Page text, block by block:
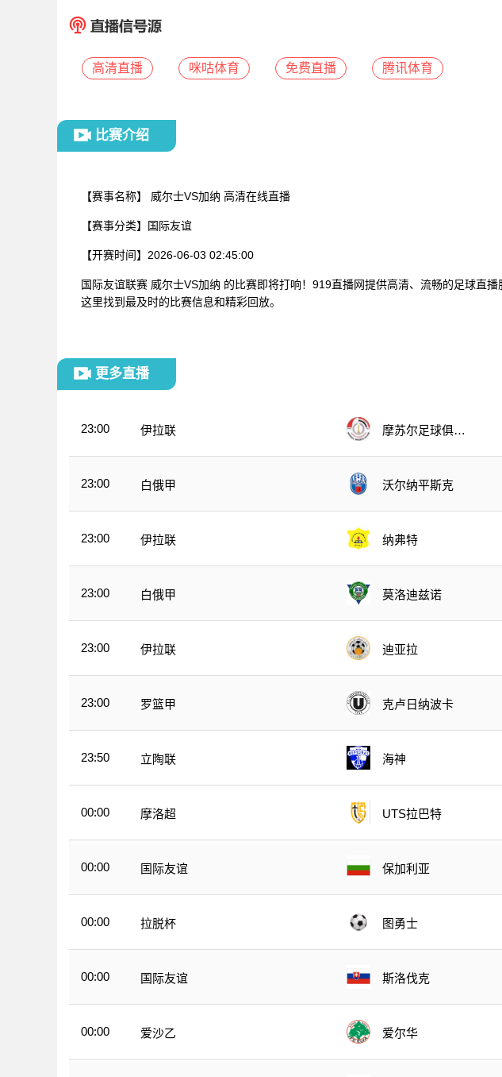
高清直播 咪咕体育 免费直播 腾讯体育
比赛介绍
【赛事名称】 威尔士VS加纳 高清在线直播
【赛事分类】 国际友谊
【开赛时间】 2026-06-03 02:45:00
国际友谊联赛 威尔士VS加纳 的比赛即将打响！919直播网提供高清、流畅的足球直
这里找到最及时的比赛信息和精彩回放。
更多直播
23:00 伊拉联
摩苏尔足球俱乐
23:00 白俄甲 沃尔纳平斯克
23:00 伊拉联 纳弗特
23:00 白俄甲 莫洛迪兹诺
23:00 伊拉联 迪亚拉
23:00 罗篮甲 克卢日纳波卡
23:50 立陶联 海神
00:00 摩洛超 UTS拉巴特
00:00 国际友谊 保加利亚
00:00 拉脱杯 图勇士
00:00 国际友谊 斯洛伐克
00:00 爱沙乙 爱尔华